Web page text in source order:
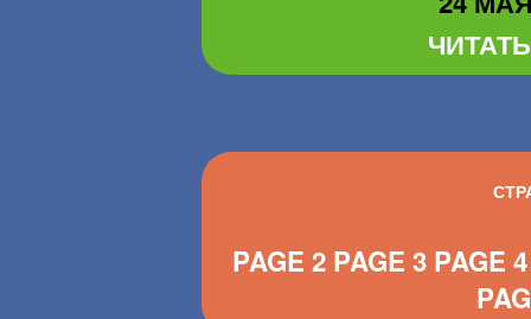
PAGE 2 PAGE 3 PAGE 4